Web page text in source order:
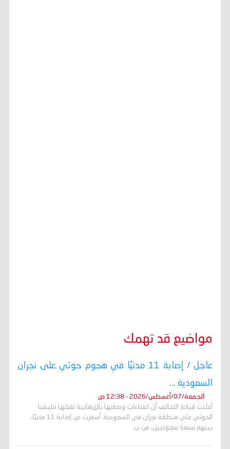
مواضيع قد تهمك
عاجل / إصابة 11 مدنيًا في هجوم حوثي على نجران
السعودية ...
الجمعة/07/أغسطس/2026 - 12:38 ص
أعلنت قيادة التحالف أن اعتداءات وصفتها بالإرهابية نفذتها مليشيا
الحوثي على منطقة نجران في السعودية، أسفرت عن إصابة 11 مدنيًا،
بينهم سبعة سعوديين، من ب